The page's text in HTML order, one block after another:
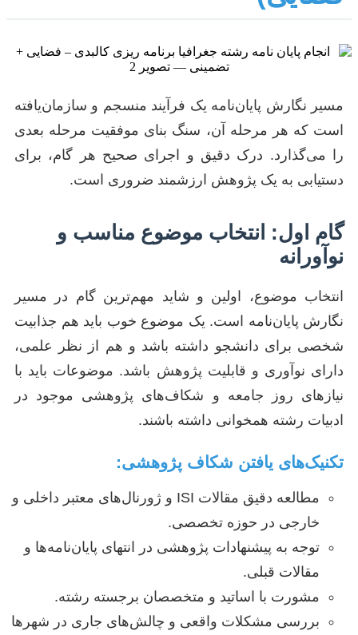
مسیر نگارش پایان‌نامه یک فرآیند منسجم و سازمان‌یافته
است که هر مرحله آن، سنگ بنای موفقیت مرحله بعدی
را می‌گذارد. درک دقیق و اجرای صحیح هر گام، برای
دستیابی به یک پژوهش ارزشمند ضروری است.
گام اول: انتخاب موضوع مناسب و
نوآورانه
انتخاب موضوع، اولین و شاید مهم‌ترین گام در مسیر
نگارش پایان‌نامه است. یک موضوع خوب باید هم جذابیت
شخصی برای دانشجو داشته باشد و هم از نظر علمی،
دارای نوآوری و قابلیت پژوهش باشد. موضوعات باید با
نیازهای روز جامعه و شکاف‌های پژوهشی موجود در
ادبیات رشته همخوانی داشته باشند.
تکنیک‌های یافتن شکاف پژوهشی:
مطالعه دقیق مقالات ISI و ژورنال‌های معتبر داخلی و
خارجی در حوزه تخصصی.
توجه به پیشنهادات پژوهشی در انتهای پایان‌نامه‌ها و
مقالات قبلی.
مشورت با اساتید و متخصصان برجسته رشته.
بررسی مشکلات واقعی و چالش‌های جاری در شهرها